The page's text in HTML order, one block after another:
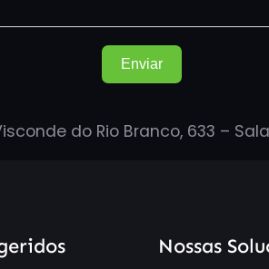
Enviar
do Rio Branco, 633 –
Nossas